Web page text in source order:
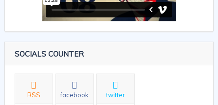
SOCIALS COUNTER
RSS facebook twitter